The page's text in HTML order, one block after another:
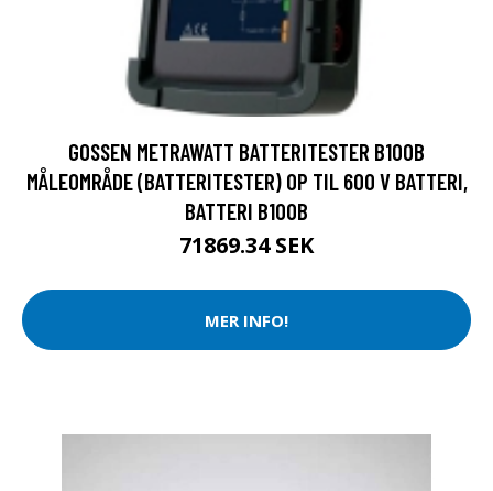
GOSSEN METRAWATT BATTERITESTER B100B
MÅLEOMRÅDE (BATTERITESTER) OP TIL 600 V BATTERI,
BATTERI B100B
71869.34 SEK
MER INFO!